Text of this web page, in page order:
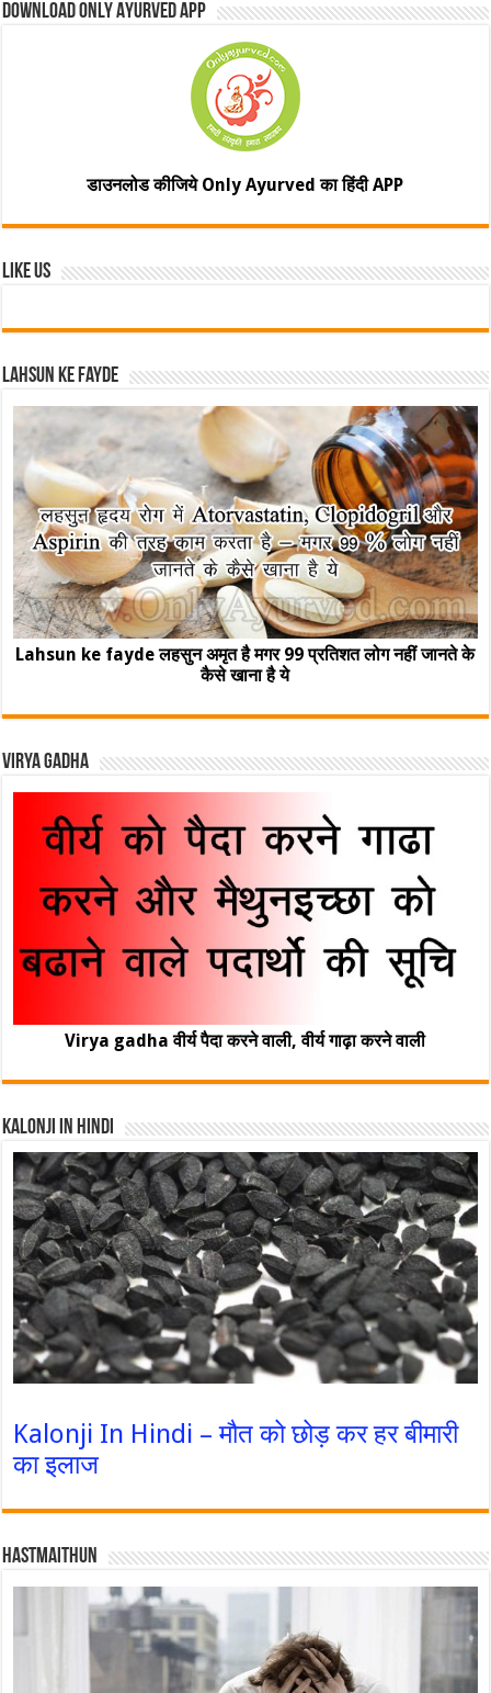
Download Only Ayurved App
डाउनलोड कीजिये Only Ayurved का हिंदी APP
Like Us
Lahsun ke fayde
Lahsun ke fayde लहसुन अमृत है मगर 99 प्रतिशत लोग नहीं जानते के
कैसे खाना है ये
Virya Gadha
Virya gadha वीर्य पैदा करने वाली, वीर्य गाढ़ा करने वाली
Kalonji In Hindi
Kalonji In Hindi – मौत को छोड़ कर हर बीमारी
का इलाज
Hastmaithun